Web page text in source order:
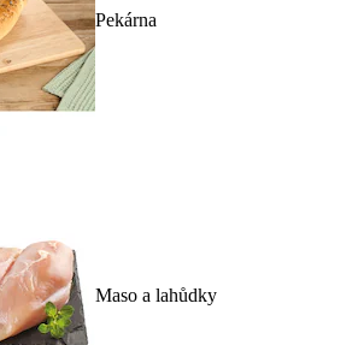
Pekárna
Maso a lahůdky